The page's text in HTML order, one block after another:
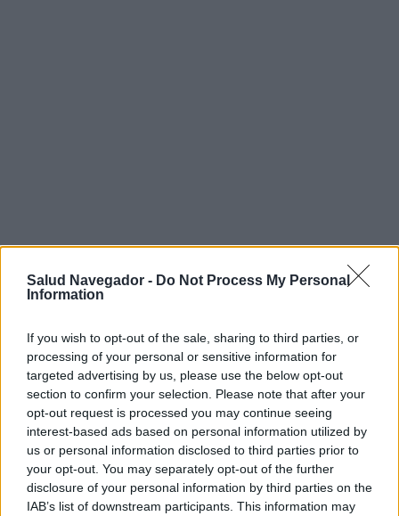
Salud Navegador - Do Not Process My Personal
Information
If you wish to opt-out of the sale, sharing to third parties, or
processing of your personal or sensitive information for
targeted advertising by us, please use the below opt-out
section to confirm your selection. Please note that after your
opt-out request is processed you may continue seeing
interest-based ads based on personal information utilized by
us or personal information disclosed to third parties prior to
your opt-out. You may separately opt-out of the further
disclosure of your personal information by third parties on the
IAB’s list of downstream participants. This information may
RELACIONADO
Temas Estrés Fases-estrés
Impacto del estrés en los humanos
Mira también en la lengua english
deutsch polskim